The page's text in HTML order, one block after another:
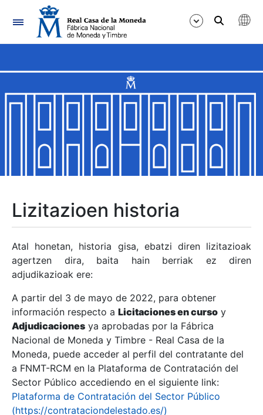
Nabigazioa
Erakutsi/Ezkutatu
Erakutsi/Ezkutatu
Erakutsi/Ezkutatu
Erakutsi/Ezkutatu
Erakutsi/Ezkutatu
Erakutsi/Ezkutatu
Erakutsi/Ezkutatu
Lizitazioen historia
Atal honetan, historia gisa, ebatzi diren lizitazioak
agertzen dira, baita hain berriak ez diren
adjudikazioak ere:
A partir del 3 de mayo de 2022, para obtener
información respecto a Licitaciones en curso y
Adjudicaciones ya aprobadas por la Fábrica
Nacional de Moneda y Timbre - Real Casa de la
Moneda, puede acceder al perfil del contratante del
a FNMT-RCM en la Plataforma de Contratación del
Sector Público accediendo en el siguiente link:
Plataforma de Contratación del Sector Público
(https://contrataciondelestado.es/)